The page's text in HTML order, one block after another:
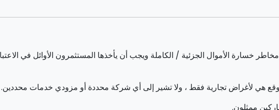
هي لأغراض تجارية فقط ، ولا تشير إلى أي شركة محددة أو مزودي خدمات محددين.
ممثلون.